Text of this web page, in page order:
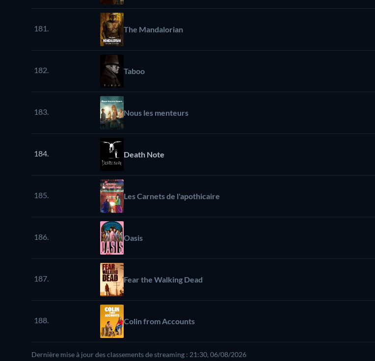
181. The Mandalorian
182. Taboo
183. Nous les menteurs
184. Death Note
185. Les Carnets de l'apothicaire
186. Oasis
187. Fear the Walking Dead
188. Colin from Accounts
Dernière mise à jour des classements de streaming : 21:30, 06/08/2026